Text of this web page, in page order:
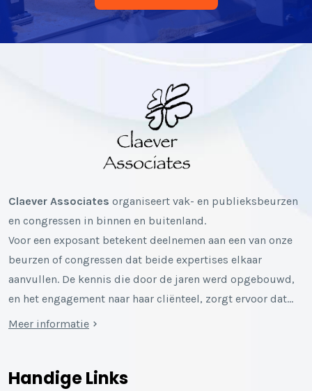
Claever Associates organiseert vak- en publieksbeurzen
en congressen in binnen en buitenland.
Voor een exposant betekent deelnemen aan een van onze
beurzen of congressen dat beide expertises elkaar
aanvullen. De kennis die door de jaren werd opgebouwd,
en het engagement naar haar cliënteel, zorgt ervoor dat…
Meer informatie
Handige Links